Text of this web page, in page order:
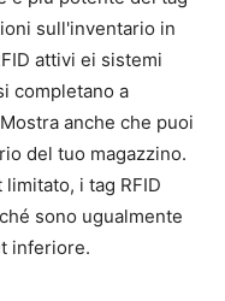
sull'inventario in
attivi ei sistemi
completano a
anche che puoi
del tuo magazzino.
i tag RFID
sono ugualmente
inferiore.